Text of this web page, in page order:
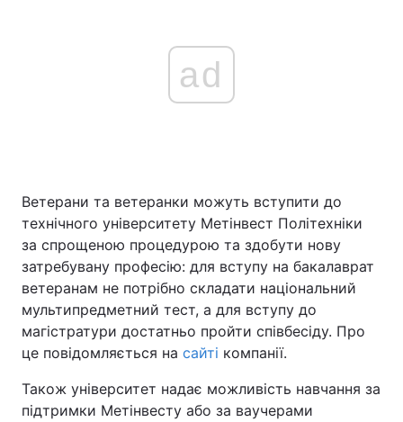
ad
Ветерани та ветеранки можуть вступити до
технічного університету Метінвест Політехніки
за спрощеною процедурою та здобути нову
затребувану професію: для вступу на бакалаврат
ветеранам не потрібно складати національний
мультипредметний тест, а для вступу до
магістратури достатньо пройти співбесіду. Про
це повідомляється на сайті компанії.
Також університет надає можливість навчання за
підтримки Метінвесту або за ваучерами